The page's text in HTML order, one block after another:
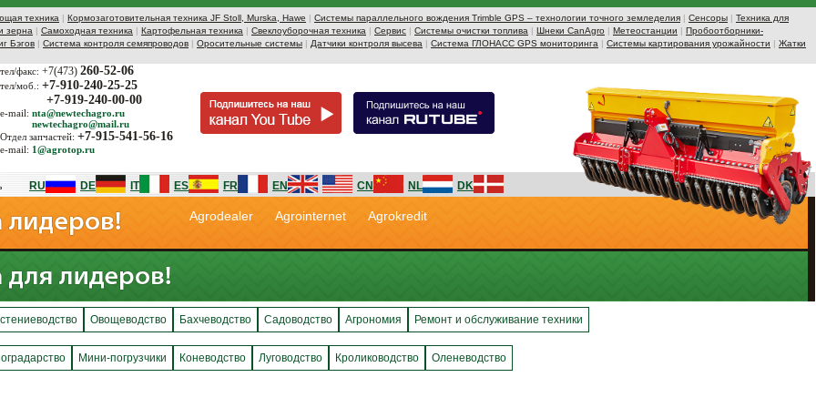
техника | Кормозаготовительная техника JF Stoll, Murska, Hawe | Системы параллельного вождения Trimble GPS – технологии точного земледелия | Сенсоры | Техника для
зерна | Самоходная техника | Картофельная техника | Свеклоуборочная техника | Сервис | Системы очистки топлива | Шнеки CanAgro | Метеостанции | Пробоотборники-
Бэгов | Система контроля семяпроводов | Оросительные системы | Датчики контроля высева | Система ГЛОНАСС GPS мониторинга | Системы картирования урожайности | Жатки
тел/факс: +7(473) 260-52-06
тел/моб.: +7-910-240-25-25
+7-919-240-00-00
e-mail: nta@newtechagro.ru
newtechagro@mail.ru
Отдел запчастей: +7-915-541-56-16
e-mail: 1@agrotop.ru
RU DE IT ES FR EN CN NL DK
Agrodealer Agrointernet Agrokredit
Овощеводство Бахчеводство Садоводство Агрономия Ремонт и обслуживание техники
Мини-погрузчики Коневодство Луговодство Кролиководство Оленеводство